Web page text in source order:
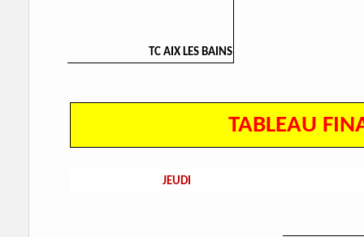
TC AIX LES BAINS
TABLEAU
JEUDI